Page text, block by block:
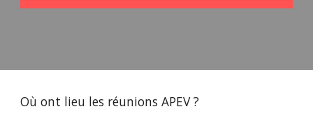
Où ont lieu les réunions APEV ?